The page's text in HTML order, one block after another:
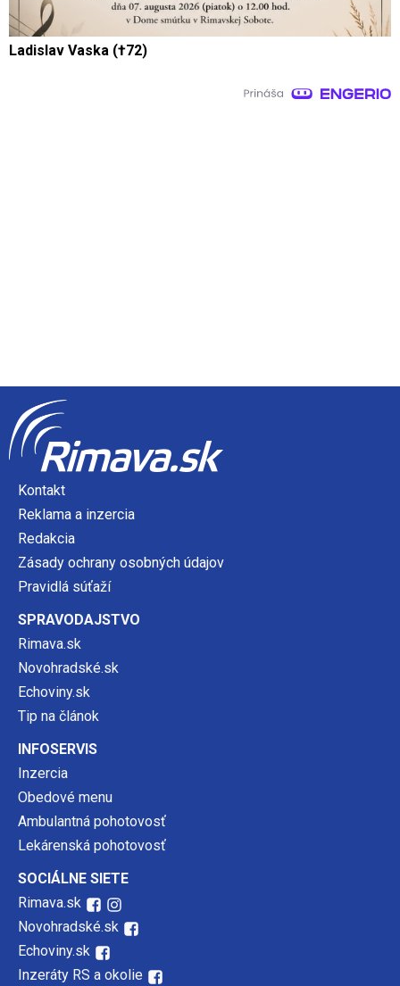
Ladislav Vaska (†72)
Kontakt
Reklama a inzercia
Redakcia
Zásady ochrany osobných údajov
Pravidlá súťaží
SPRAVODAJSTVO
Rimava.sk
Novohradské.sk
Echoviny.sk
Tip na článok
INFOSERVIS
Inzercia
Obedové menu
Ambulantná pohotovosť
Lekárenská pohotovosť
SOCIÁLNE SIETE
Rimava.sk
Novohradské.sk
Echoviny.sk
Inzeráty RS a okolie